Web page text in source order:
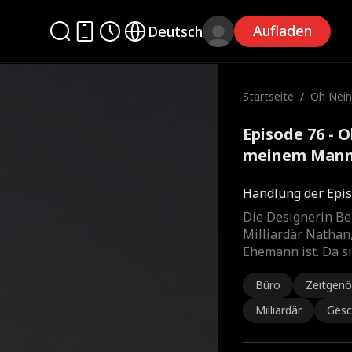
Deutsch Aufladen
Startseite / Oh
Episode 76 -
meinem
Handlung der
Die Designerin
Milliardär
Ehemann ist. Da
Büro
Milliardär